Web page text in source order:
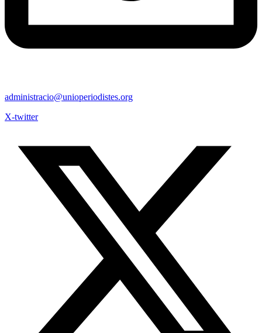
administracio@unioperiodistes.org
X-twitter